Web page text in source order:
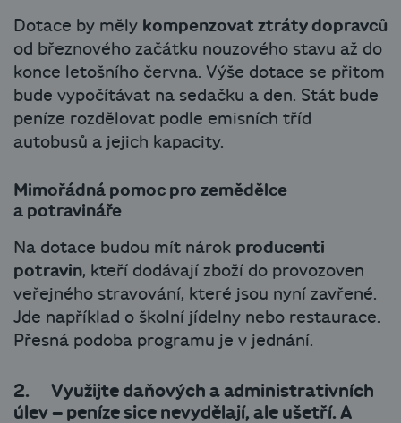
Dotace by měly kompenzovat ztráty dopravců
od březnového začátku nouzového stavu až do
konce letošního června. Výše dotace se přitom
bude vypočítávat na sedačku a den. Stát bude
peníze rozdělovat podle emisních tříd
autobusů a jejich kapacity.
Mimořádná pomoc pro zemědělce
a potravináře
Na dotace budou mít nárok producenti
potravin, kteří dodávají zboží do provozoven
veřejného stravování, které jsou nyní zavřené.
Jde například o školní jídelny nebo restaurace.
Přesná podoba programu je v jednání.
2. Využijte daňových a administrativních
úlev – peníze sice nevydělají, ale ušetří. A